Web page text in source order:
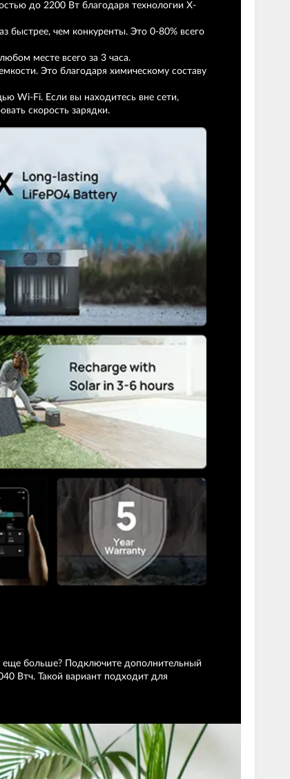
до 2200 Вт благодаря технологии X-
быстрее, чем конкуренты. Это 0-80% всего
месте всего за 3 часа.
Это благодаря химическому составу
Wi-Fi. Если вы находитесь вне сети,
скорость зарядки.
еще больше? Подключите дополнительный
Втч. Такой вариант подходит для